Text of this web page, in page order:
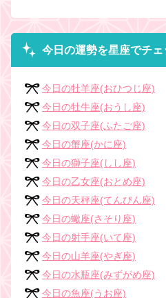
今日の運勢を星座でチェ
今日の牡羊座(おひつじ座)
今日の牡牛座(おうし座)
今日の双子座(ふたご座)
今日の蟹座(かに座)
今日の獅子座(しし座)
今日の乙女座(おとめ座)
今日の天秤座(てんびん座)
今日の蠍座(さそり座)
今日の射手座(いて座)
今日の山羊座(やぎ座)
今日の水瓶座(みずがめ座)
今日の魚座(うお座)